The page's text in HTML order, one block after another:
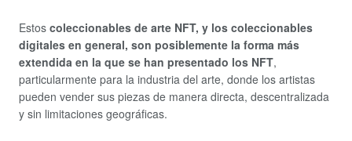
Estos coleccionables de arte NFT, y los coleccionables
digitales en general, son posiblemente la forma más
extendida en la que se han presentado los NFT,
particularmente para la industria del arte, donde los artistas
pueden vender sus piezas de manera directa, descentralizada
y sin limitaciones geográficas.